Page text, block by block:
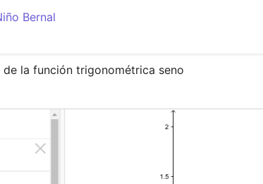
Bernal
de la función trigonométrica seno